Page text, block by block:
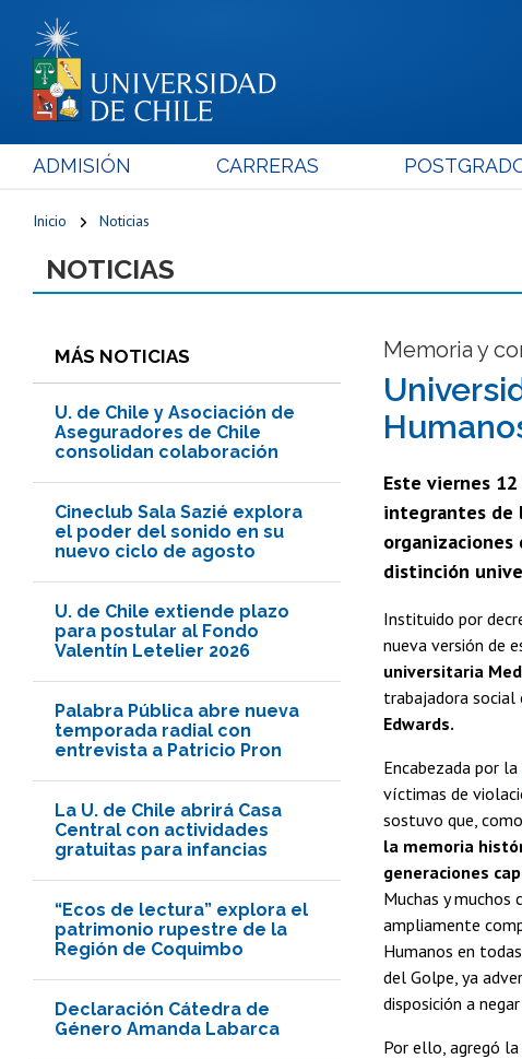
ADMISIÓN CARRERAS
Inicio Noticias
NOTICIAS
MÁS NOTICIAS
U. de Chile y Asociación de
Aseguradores de Chile
consolidan colaboración
Cineclub Sala Sazié explora
el poder del sonido en su
nuevo ciclo de agosto
U. de Chile extiende plazo
para postular al Fondo
Valentín Letelier 2026
Palabra Pública abre nueva
temporada radial con
entrevista a Patricio Pron
La U. de Chile abrirá Casa
Central con actividades
gratuitas para infancias
“Ecos de lectura” explora el
patrimonio rupestre de la
Región de Coquimbo
Declaración Cátedra de
Género Amanda Labarca
Memoria y
Este viernes
integrantes de
distinción
Instituido por
nueva versión de
universitaria
trabajadora social
Edwards.
Encabezada por la
víctimas de
sostuvo que,
la memoria
generaciones
Muchas y
ampliamente
Humanos en
del Golpe, ya
disposición a
Por ello, agregó